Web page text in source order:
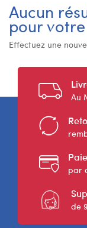
Aucun
pour
Effectuez une
Au
par
de